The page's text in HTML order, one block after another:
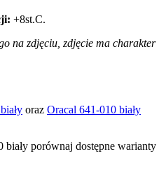
+8st.C.
na zdjęciu, zdjęcie ma charakter
oraz Oracal 641-010 biały
biały porównaj dostępne warianty